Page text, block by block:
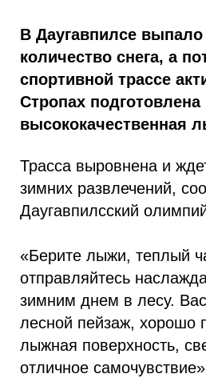
В Даугавпилсе выпало
количество снега, а
спортивной трассе
Стропах подготовлена
высококачественная
Трасса выровнена и
зимних развлечений,
Даугавпилсский
«Берите лыжи, теплый
отправляйтесь
зимним днем в лесу.
лесной пейзаж, хорошо
лыжная поверхность,
отличное